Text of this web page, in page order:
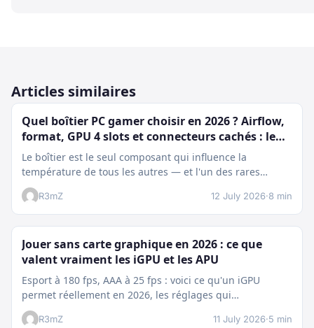
Articles similaires
Quel boîtier PC gamer choisir en 2026 ? Airflow,
format, GPU 4 slots et connecteurs cachés : le
guide complet
Le boîtier est le seul composant qui influence la
température de tous les autres — et l'un des rares
épargnés…
R3mZ 12 July 2026·8 min
Jouer sans carte graphique en 2026 : ce que
valent vraiment les iGPU et les APU
Esport à 180 fps, AAA à 25 fps : voici ce qu'un iGPU
permet réellement en 2026, les réglages qui…
R3mZ 11 July 2026·5 min